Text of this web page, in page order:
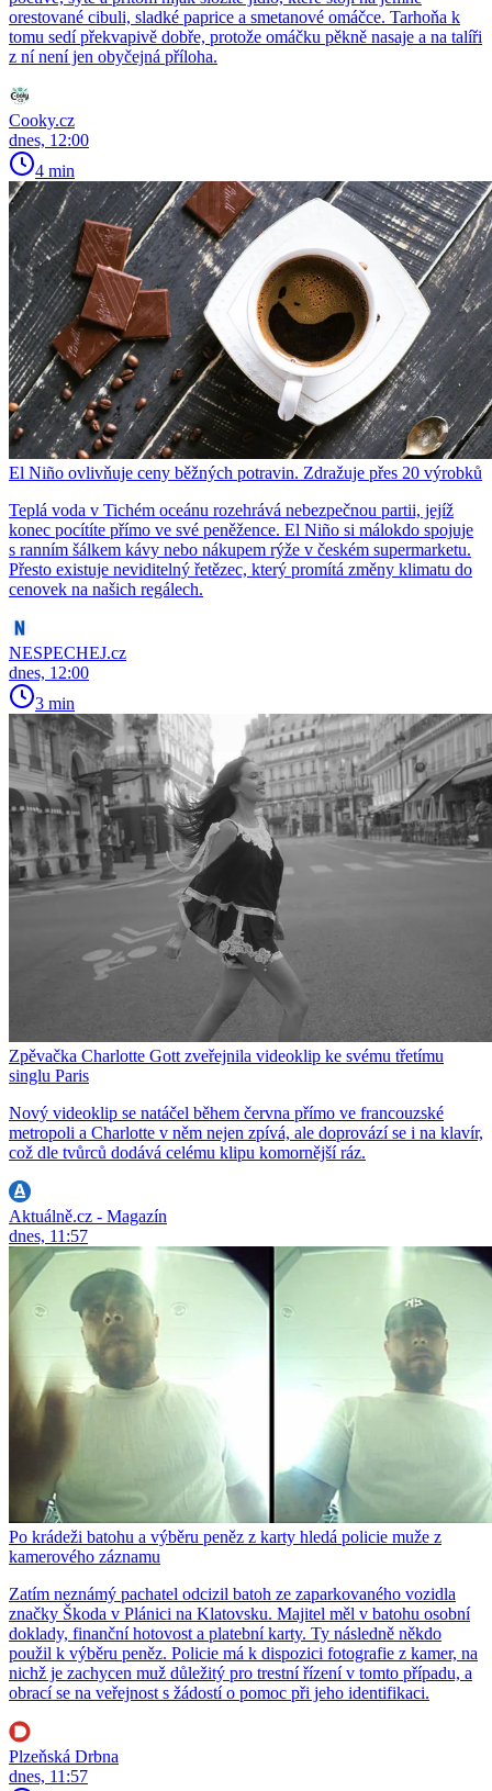
orestované cibuli, sladké paprice a smetanové omáčce. Tarhoňa k
tomu sedí překvapivě dobře, protože omáčku pěkně nasaje a na talíři
z ní není jen obyčejná příloha.
Cooky.cz
dnes, 12:00
4 min
El Niño ovlivňuje ceny běžných potravin. Zdražuje přes 20 výrobků
Teplá voda v Tichém oceánu rozehrává nebezpečnou partii, jejíž
konec pocítíte přímo ve své peněžence. El Niño si málokdo spojuje
s ranním šálkem kávy nebo nákupem rýže v českém supermarketu.
Přesto existuje neviditelný řetězec, který promítá změny klimatu do
cenovek na našich regálech.
NESPECHEJ.cz
dnes, 12:00
3 min
Zpěvačka Charlotte Gott zveřejnila videoklip ke svému třetímu
singlu Paris
Nový videoklip se natáčel během června přímo ve francouzské
metropoli a Charlotte v něm nejen zpívá, ale doprovází se i na klavír,
což dle tvůrců dodává celému klipu komornější ráz.
Aktuálně.cz - Magazín
dnes, 11:57
Po krádeži batohu a výběru peněz z karty hledá policie muže z
kamerového záznamu
Zatím neznámý pachatel odcizil batoh ze zaparkovaného vozidla
značky Škoda v Plánici na Klatovsku. Majitel měl v batohu osobní
doklady, finanční hotovost a platební karty. Ty následně někdo
použil k výběru peněz. Policie má k dispozici fotografie z kamer, na
nichž je zachycen muž důležitý pro trestní řízení v tomto případu, a
obrací se na veřejnost s žádostí o pomoc při jeho identifikaci.
Plzeňská Drbna
dnes, 11:57